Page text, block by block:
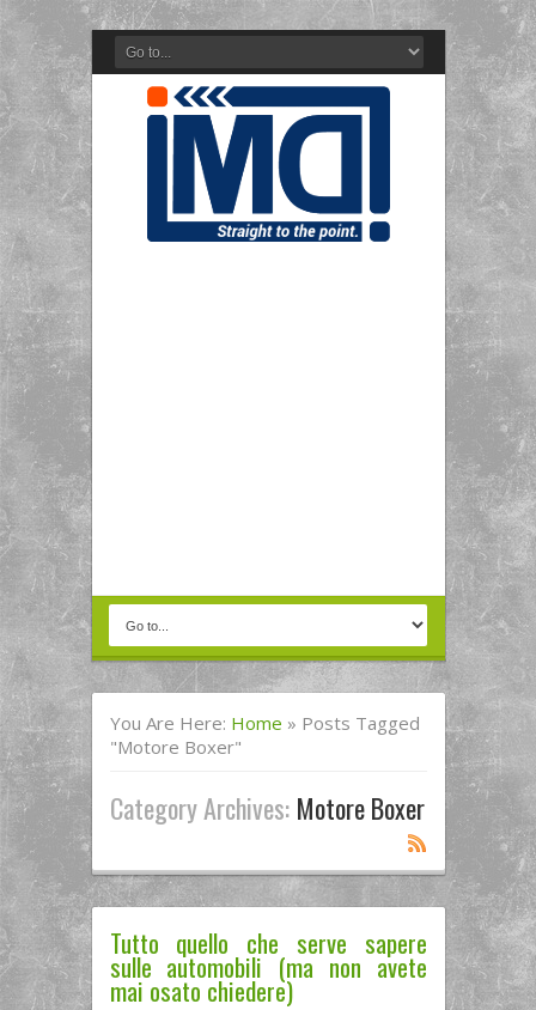
You Are Here: Home » Posts Tagged
"motore Boxer"
Category Archives: Motore Boxer
Tutto quello che serve sapere
sulle automobili (ma non avete
mai osato chiedere)